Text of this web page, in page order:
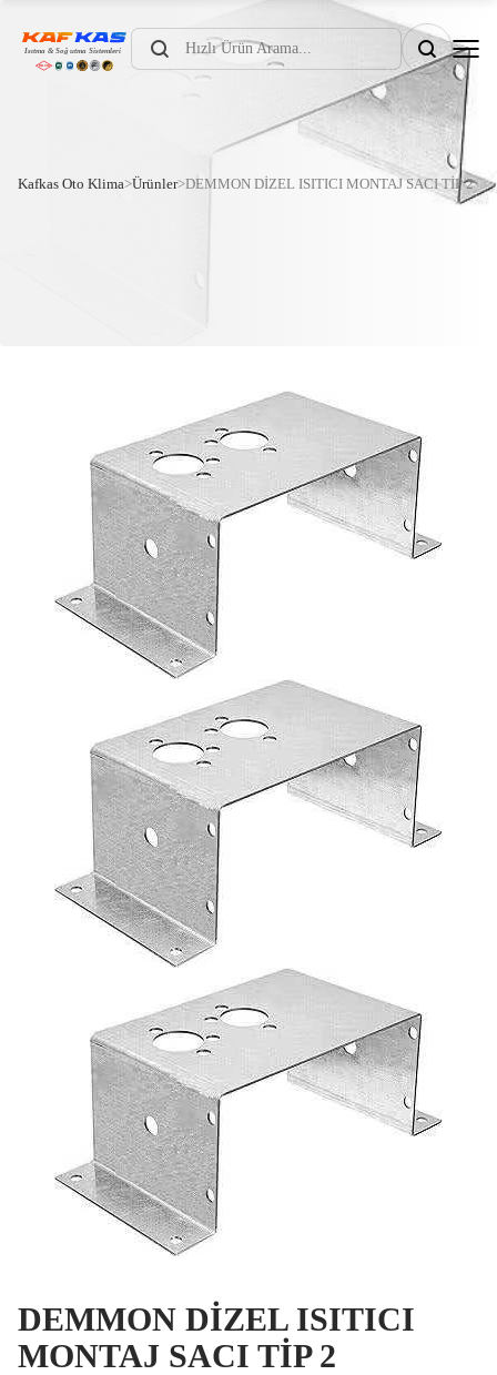
Products
search
Kafkas Oto Klima>Ürünler>DEMMON DİZEL ISITICI MONTAJ SACI TİP 2
DEMMON DİZEL ISITICI
MONTAJ SACI TİP 2